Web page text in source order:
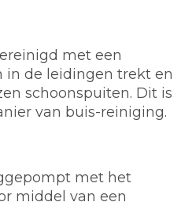
met een
in de leidingen trekt en
schoonspuiten. Dit is
van buis-reiniging.
met het
middel van een